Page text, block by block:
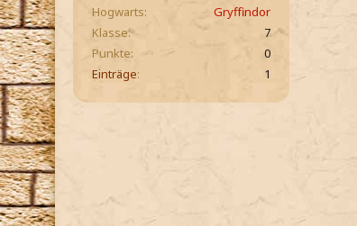
Hogwarts
Gryffindor
Klasse
7
Punkte
0
Einträge
1